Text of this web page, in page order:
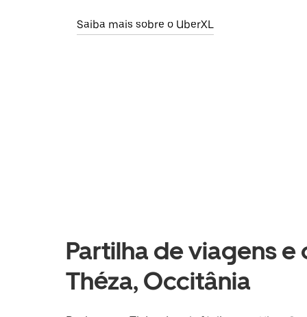
Saiba mais sobre o UberXL
Partilha de viagens
Théza, Occitânia